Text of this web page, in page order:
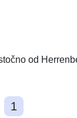
od
1